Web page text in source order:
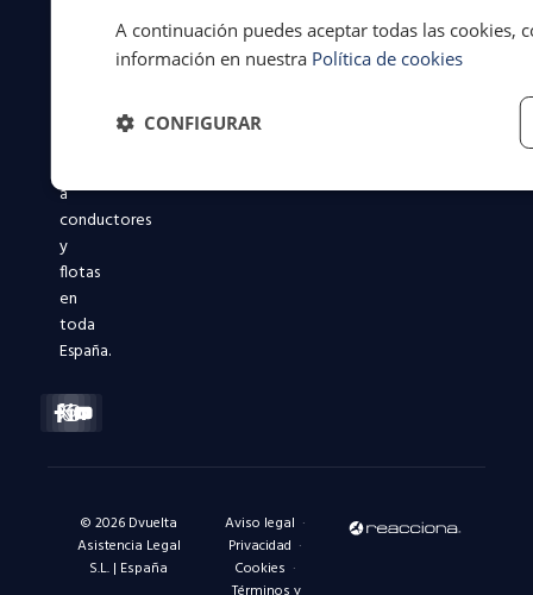
a
conductores
y
flotas
en
toda
España.
Facebook-
f
X-
twitter
Instagram
Linkedin-
in
Youtube
© 2026 Dvuelta
Asistencia Legal
S.L. | España
Aviso legal ·
Privacidad ·
Cookies ·
A continuación puedes aceptar todas las cookies,
información en nuestra Política de cookies
CONFIGURAR